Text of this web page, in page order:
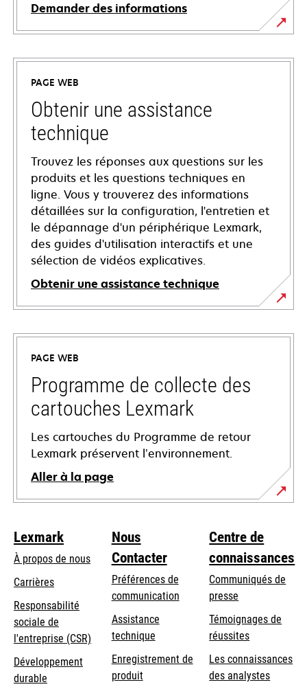
Demander des informations
PAGE WEB
Obtenir une assistance
technique
Trouvez les réponses aux questions sur les
produits et les questions techniques en
ligne. Vous y trouverez des informations
détaillées sur la configuration, l'entretien et
le dépannage d'un périphérique Lexmark,
des guides d'utilisation interactifs et une
sélection de vidéos explicatives.
Obtenir une assistance technique
s’ouvre
dans
nouvel
onglet
PAGE WEB
Programme de collecte des
cartouches Lexmark
Les cartouches du Programme de retour
Lexmark préservent l’environnement.
Aller à la page
Lexmark
À propos de nous
Carrières
s’ouvre
dans
un
nouvel
onglet
Responsabilité
sociale de
l'entreprise (CSR) s’ouvre
Développement
durable
Nous
Contacter
Préférences de
communication
s’ouvre
dans
un
nouvel
onglet
Assistance
techniques’ouvre
un
Enregistrement de
produit
Centre de
connaissances
Communiqués de
presse
Témoignages de
réussites
Les connaissances
des analystes